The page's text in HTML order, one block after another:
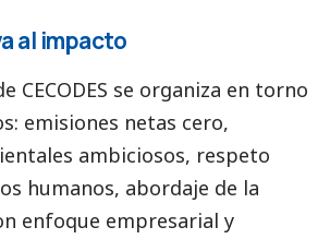
al impacto
CECODES se organiza en torno
emisiones netas cero,
ambiciosos, respeto
humanos, abordaje de la
enfoque empresarial y